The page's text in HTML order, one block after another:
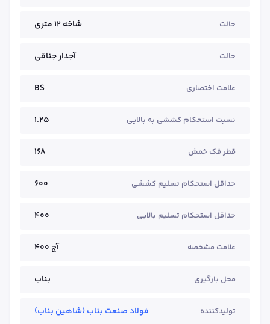
حالت شاخه ۱۲ متری
حالت آجدار جناقی
علامت اختصاری BS
نسبت استحکام کششی به بالایی 1.25
قطر فک خمش 168
حداقل استحکام تسلیم کششی 600
حداقل استحکام تسلیم بالایی 400
علامت مشخصه آج ۴۰۰
محل بارگیری بناب
تولیدکننده فولاد صنعت بناب (شاهین بناب)